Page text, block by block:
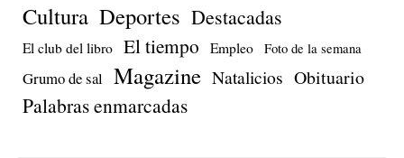
Cultura Deportes Destacadas
El club del libro El tiempo Empleo Foto de la semana
Grumo de sal Magazine Natalicios Obituario
Palabras enmarcadas